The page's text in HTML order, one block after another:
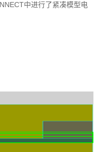
中进行了紧凑模型电